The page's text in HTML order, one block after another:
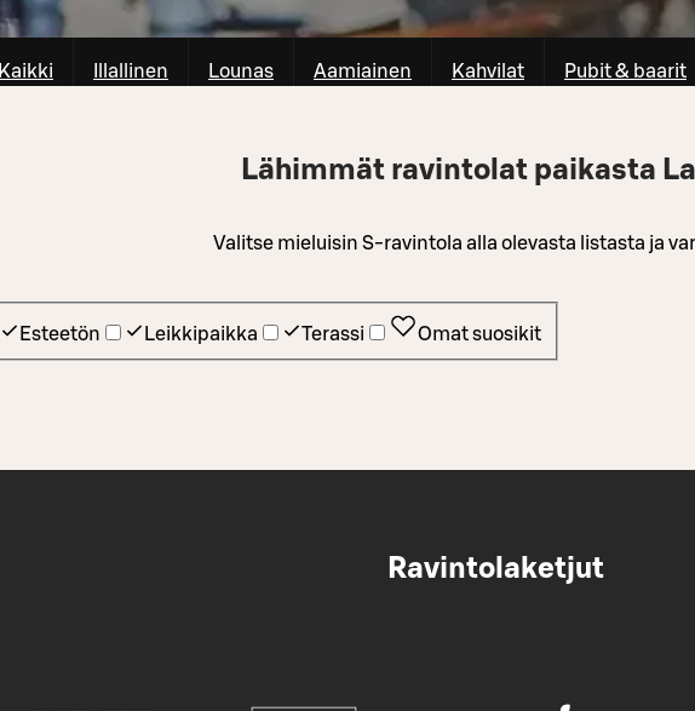
Kaikki Illallinen Lounas Aamiainen Kahvilat Pubit & baarit
Lähimmät ravintolat paikasta
Valitse mieluisin S-ravintola alla olevasta listasta ja
Esteetön Leikkipaikka Terassi Omat suosikit
Ravintolaketjut